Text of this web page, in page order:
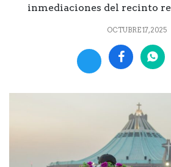
inmediaciones del recinto
OCTUBRE 17, 2025